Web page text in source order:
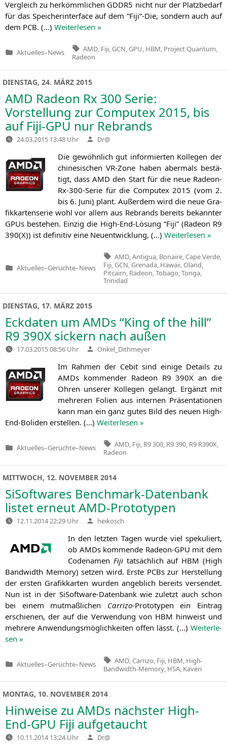
Ver­gleich zu her­kömm­li­chen GDDR5 nicht nur der Platz­be­darf
für das Spei­cher­in­ter­face auf dem “Fiji”-Die, son­dern auch auf
dem PCB. (…) Wei­ter­le­sen »
Veröffentlicht
Aktuelles–News
Tags:
AMD Fiji GCN GPU HBM Project Quantum
Radeon
DIENSTAG, 24. MÄRZ 2015
AMD Radeon Rx 300 Serie:
Vorstellung zur Computex 2015, bis
auf Fiji-GPU nur Rebrands
24.03.2015 13:48 Uhr Verfasst
von
Dr@
Die gewöhn­lich gut infor­mier­ten Kol­le­gen der
chi­ne­si­schen VR-Zone haben aber­mals bestä­
tigt, dassAMD den Start für die neue Rade­on-
Rx-300-Serie für die Com­putex 2015 (vom 2.
bis 6. Juni) plant. Außer­dem wird die neue Gra­
fik­kar­ten­se­rie wohl vor allem aus Rebrands bereits bekann­ter
GPUs bestehen. Ein­zig die High-End-Lösung “Fiji” (Rade­on R9
390(X)) ist defi­ni­tiv eine Neu­ent­wick­lung, (…) Wei­ter­le­sen »
Veröffentlicht
Aktuelles–Gerüchte–News
Tags:
AMD Antigua Bonaire Cape Verde
Fiji, GCN Grenada, Hawaii, Oland
Pitcairn Radeon Tobago Tonga,
Trinidad
DIENSTAG, 17. MÄRZ 2015
Eckdaten um AMDs “King of the hill”
R9 390X sickern nach außen
17.03.2015 08:56 Uhr Verfasst
von
Onkel_Dithmeyer
Im Rah­men der Cebit sind eini­ge Details zu
AMDs kom­men­der Rade­on R9 390X an die
Ohren unse­rer Kol­le­gen gelangt. Ergänzt mit
meh­re­ren Foli­en aus inter­nen Prä­sen­ta­tio­nen
kann man ein ganz gutes Bild des neu­en High-
End-Boli­den erstel­len. (…) Wei­ter­le­sen »
Veröffentlicht
Aktuelles–Gerüchte–News
Tags:
AMD Fiji R9 300 R9 390 R9 R390X
Radeon
MITTWOCH, 12. NOVEMBER 2014
SiSoftwares Benchmark-Datenbank
listet erneut AMD-Prototypen
12.11.2014 22:29 Uhr Verfasst
von
heikosch
In den letz­ten Tagen wur­de viel spe­ku­liert,
ob AMDs kom­men­de Rade­on-GPU mit dem
Code­na­men Fijitat­säch­lich auf HBM (High
Band­width Memo­ry) set­zen wird. Ers­te PCBs zur Her­stel­lung
der ers­ten Gra­fik­kar­ten wur­den angeb­lich bereits ver­sen­det.
Nun ist in der SiS­oft­ware-Daten­bank wie zuletzt auch schon
bei einem mut­maß­li­chen Car­ri­zo-Pro­to­ty­pen ein Ein­trag
erschie­nen, der auf die Ver­wen­dung von HBM hin­weist und
meh­re­re Anwen­dungs­mög­lich­kei­ten offen lässt. (…) Wei­ter­le­
sen »
Veröffentlicht
Aktuelles–Gerüchte–News
Tags:
AMD Carrizo Fiji HBM High-
Bandwidth-Memory, HSA, Kaveri
MONTAG, 10. NOVEMBER 2014
Hinweise zu AMDs nächster High-
End-GPU Fiji aufgetaucht
10.11.2014 13:24 Uhr Verfasst
von
Dr@